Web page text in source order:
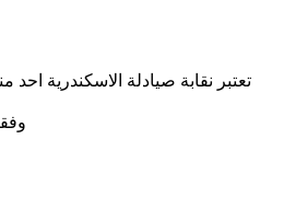
تعتبر نقابة صيادلة الاسكندرية احد
وفقا